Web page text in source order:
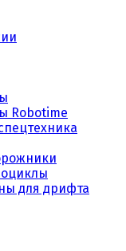
Robotime
для дрифта